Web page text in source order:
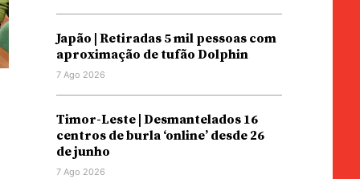
Japão | Retiradas 5 mil pessoas com
aproximação de tufão Dolphin
7 Ago 2026
Timor-Leste | Desmantelados 16
centros de burla ‘online’ desde 26
de junho
7 Ago 2026